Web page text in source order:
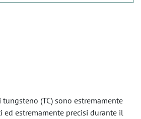
(TC) sono estremamente
estremamente precisi durante il